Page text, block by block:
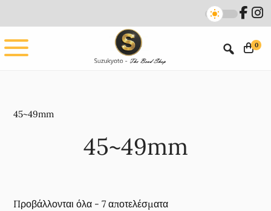
main
content
footer
0
45~49mm
45~49mm
Προβάλλονται όλα - 7 αποτελέσματα